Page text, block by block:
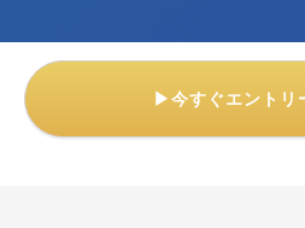
▶今すぐエントリ